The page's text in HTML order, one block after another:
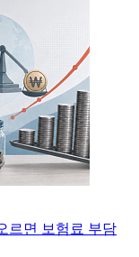
르면 보험료 부담